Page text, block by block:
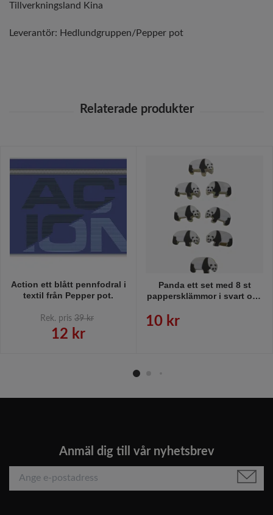
Tillverkningsland Kina
Leverantör: Hedlundgruppen/Pepper pot
Action ett blått pennfodral i
textil från Pepper pot.
Rek. pris 39 kr
12 kr
Panda ett set med 8 st
pappersklämmor i svart och
Hedlundgruppen.
10 kr
Anmäl dig till vår nyhetsbrev